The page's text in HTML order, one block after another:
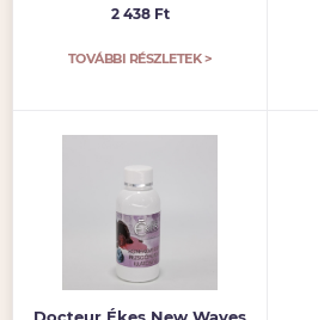
2 438 Ft
TOVÁBBI RÉSZLETEK >